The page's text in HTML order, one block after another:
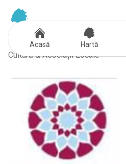
Thassos Arts
Cultură & Asociații Locale
Acasă Hartă